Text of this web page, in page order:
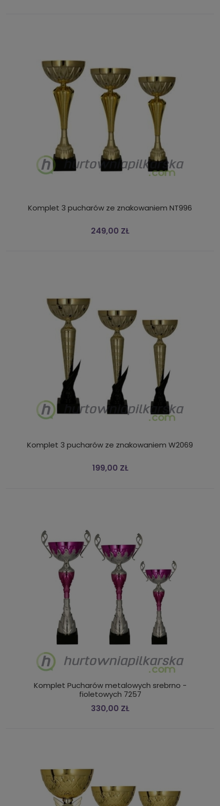
Komplet 3 pucharów ze znakowaniem NT996
249,00 ZŁ
Komplet 3 pucharów ze znakowaniem W2069
199,00 ZŁ
Komplet Pucharów metalowych srebrno -
fioletowych 7257
330,00 ZŁ